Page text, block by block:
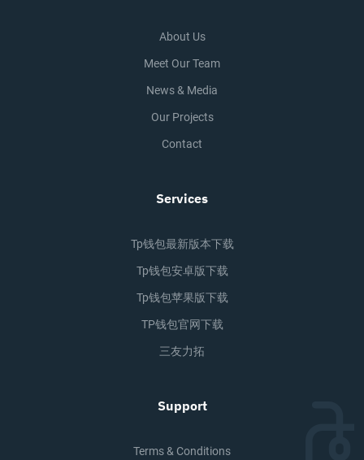
About Us
Meet Our Team
News & Media
Our Projects
Contact
Services
Tp钱包最新版本下载
Tp钱包安卓版下载
Tp钱包苹果版下载
TP钱包官网下载
三友力拓
Support
Terms & Conditions